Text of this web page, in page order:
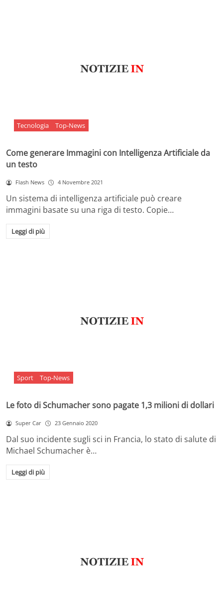
Tecnologia Top-News
Come generare Immagini con Intelligenza Artificiale da
un testo
Flash News 4 Novembre 2021
Un sistema di intelligenza artificiale può creare
immagini basate su una riga di testo. Copie…
Leggi di più
Sport Top-News
Le foto di Schumacher sono pagate 1,3 milioni di dollari
Super Car 23 Gennaio 2020
Dal suo incidente sugli sci in Francia, lo stato di salute di
Michael Schumacher è…
Leggi di più